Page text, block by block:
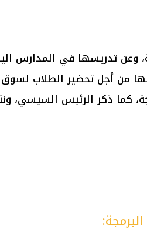
وعن تدريسها في المدارس
من أجل تحضير الطلاب
كما ذكر الرئيس السيسي،